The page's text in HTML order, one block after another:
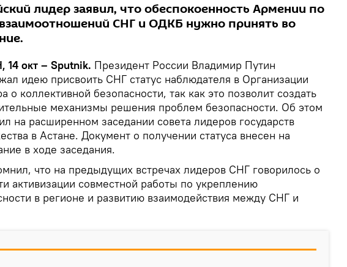
лидер заявил, что обеспокоенность Армении по
СНГ и ОДКБ нужно принять во
14 окт – Sputnik. Президент России Владимир Путин
идею присвоить СНГ статус наблюдателя в Организации
о коллективной безопасности, так как это позволит создать
механизмы решения проблем безопасности. Об этом
на расширенном заседании совета лидеров государств
в Астане. Документ о получении статуса внесен на
в ходе заседания.
что на предыдущих встречах лидеров СНГ говорилось о
активизации совместной работы по укреплению
в регионе и развитию взаимодействия между СНГ и